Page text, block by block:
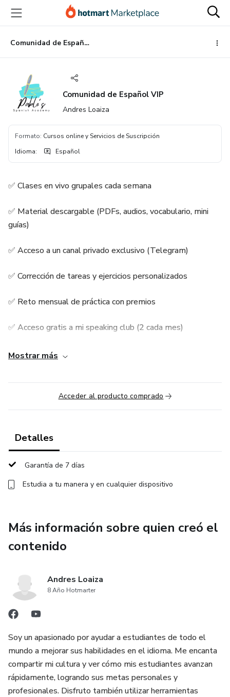
principal
página
de
página
Comunidad de Español VIP
Comunidad de Español VIP
Andres Loaiza
Formato: Cursos online y Servicios de Suscripción
Idioma: Español
✅ Clases en vivo grupales cada semana
✅ Material descargable (PDFs, audios, vocabulario, mini
guías)
✅ Acceso a un canal privado exclusivo (Telegram)
✅ Corrección de tareas y ejercicios personalizados
✅ Reto mensual de práctica con premios
✅ Acceso gratis a mi speaking club (2 cada mes)
✅ Comunidad activa para practicar, compartir y resolver
Mostrar más
Acceder al producto comprado
Detalles
Garantía de 7 días
Estudia a tu manera y en cualquier dispositivo
Más información sobre quien creó el
contenido
Andres Loaiza
8 Año Hotmarter
Soy un apasionado por ayudar a estudiantes de todo el
mundo a mejorar sus habilidades en el idioma. Me encanta
compartir mi cultura y ver cómo mis estudiantes avanzan
rápidamente, logrando sus metas personales y
profesionales. Disfruto también utilizar herramientas